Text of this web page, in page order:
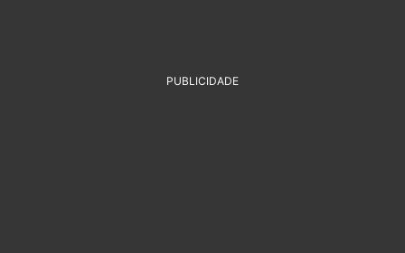
PUBLICIDADE